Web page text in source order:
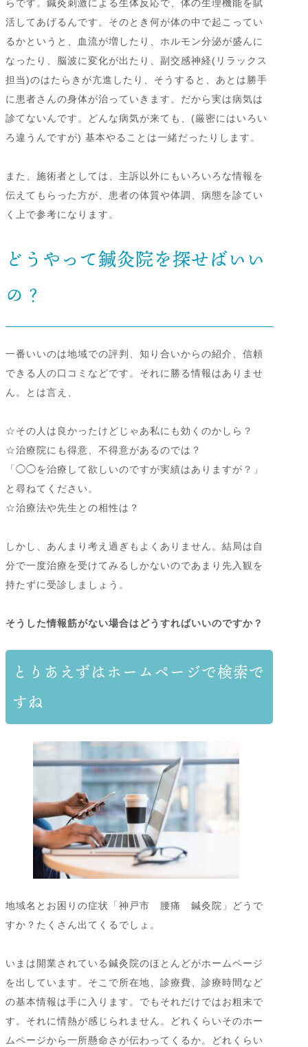
らです。鍼灸刺激による生体反応で、体の生理機能を賦
活してあげるんです。そのとき何が体の中で起こってい
るかというと、血流が増したり、ホルモン分泌が盛んに
なったり、脳波に変化が出たり、副交感神経(リラックス
担当)のはたらきが亢進したり、そうすると、あとは勝手
に患者さんの身体が治っていきます。だから実は病気は
診てないんです。どんな病気が来ても、(厳密にはいろい
ろ違うんですが) 基本やることは一緒だったりします。
また、施術者としては、主訴以外にもいろいろな情報を
伝えてもらった方が、患者の体質や体調、病態を診てい
く上で参考になります。
どうやって鍼灸院を探せばいい
の？
一番いいのは地域での評判、知り合いからの紹介、信頼
できる人の口コミなどです。それに勝る情報はありませ
ん。とは言え、
☆その人は良かったけどじゃあ私にも効くのかしら？
☆治療院にも得意、不得意があるのでは？
「◯◯を治療して欲しいのですが実績はありますが？」
と尋ねてください。
☆治療法や先生との相性は？
しかし、あんまり考え過ぎもよくありません。結局は自
分で一度治療を受けてみるしかないのであまり先入観を
持たずに受診しましょう。
そうした情報筋がない場合はどうすればいいのですか？
とりあえずはホームページで検索で
すね
地域名とお困りの症状「神戸市 腰痛 鍼灸院」どうで
すか？たくさん出てくるでしょ。
いまは開業されている鍼灸院のほとんどがホームページ
を出しています。そこで所在地、診療費、診療時間など
の基本情報は手に入ります。でもそれだけではお粗末で
す。それに情熱が感じられません。どれくらいそのホー
ムページから一所懸命さが伝わってくるか。どれくらい